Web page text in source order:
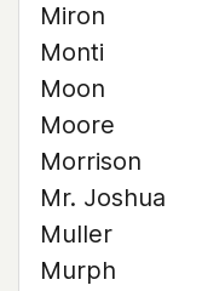
Miron
Monti
Moon
Moore
Morrison
Mr. Joshua
Muller
Murph